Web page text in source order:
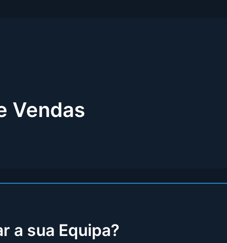
Vendas
a sua Equipa?